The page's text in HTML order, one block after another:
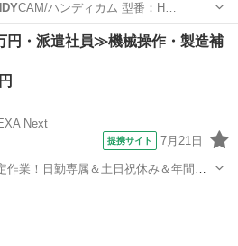
CAM/ハンディカム 型番：H…
ビデオカメラ、ムービーカメラ
・派遣社員≫機械操作・製造補
Next
提携サイト 7月21日
作業！日勤専属＆土日祝休み＆年間休